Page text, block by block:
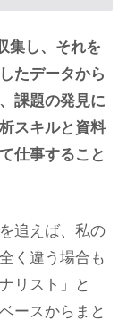
集し、それを
たデータから
課題の発見に
スキルと資料
仕事すること
追えば、私の
く違う場合も
リスト」と
ースからまと